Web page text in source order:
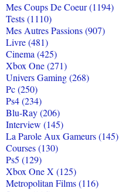
Mes Coups De Coeur (1194)
Tests (1110)
Mes Autres Passions (907)
Livre (481)
Cinema (425)
Xbox One (271)
Univers Gaming (268)
Pc (250)
Ps4 (234)
Blu-Ray (206)
Interview (145)
La Parole Aux Gameurs (145)
Courses (130)
Ps5 (129)
Xbox One X (125)
Metropolitan Films (116)